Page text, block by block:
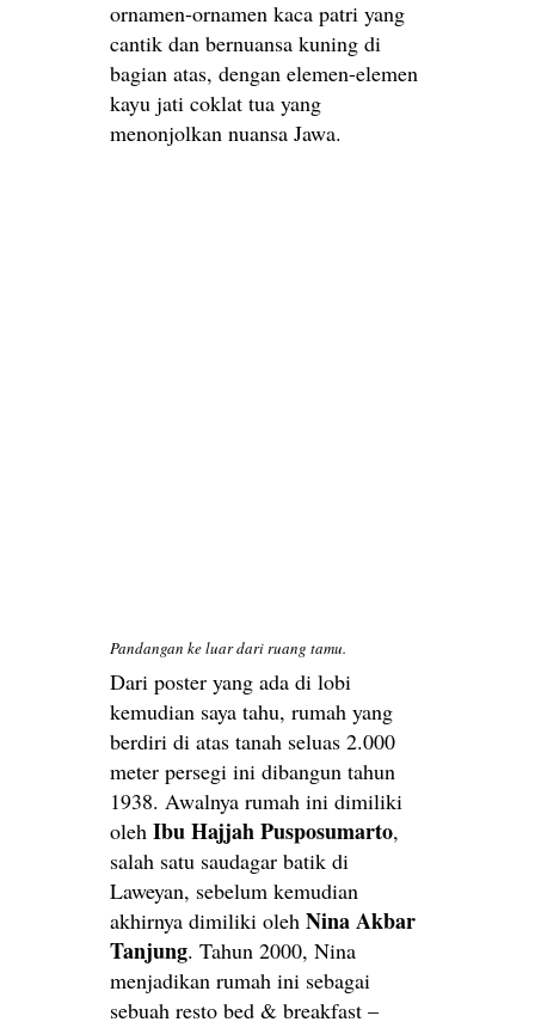
ornamen-ornamen kaca patri yang
cantik dan bernuansa kuning di
bagian atas, dengan elemen-elemen
kayu jati coklat tua yang
menonjolkan nuansa Jawa.
Pandangan ke luar dari ruang tamu.
Dari poster yang ada di lobi
kemudian saya tahu, rumah yang
berdiri di atas tanah seluas 2.000
meter persegi ini dibangun tahun
1938. Awalnya rumah ini dimiliki
oleh Ibu Hajjah Pusposumarto,
salah satu saudagar batik di
Laweyan, sebelum kemudian
akhirnya dimiliki oleh Nina Akbar
Tanjung. Tahun 2000, Nina
menjadikan rumah ini sebagai
sebuah resto bed & breakfast –